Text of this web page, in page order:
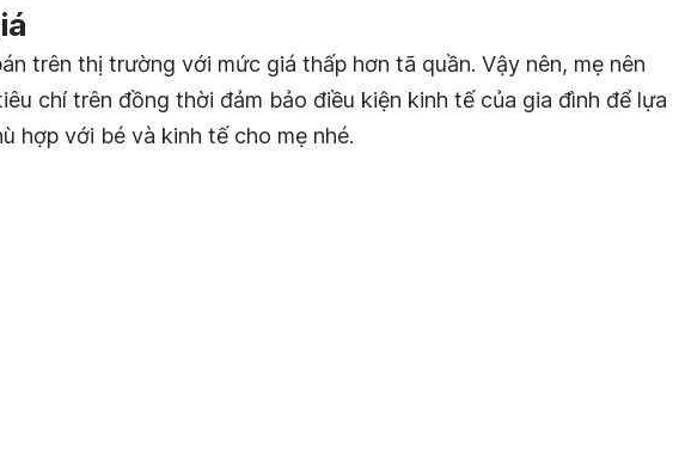
trên thị trường với mức giá thấp hơn tã quần. Vậy nên, mẹ nên
chí trên đồng thời đảm bảo điều kiện kinh tế của gia đình để lựa
hợp với bé và kinh tế cho mẹ nhé.